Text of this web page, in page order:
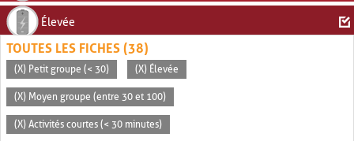
Élevée
TOUTES LES FICHES (38)
(X) Petit groupe (< 30) (X) Élevée
(X) Moyen groupe (entre 30 et 100)
(X) Activités courtes (< 30 minutes)